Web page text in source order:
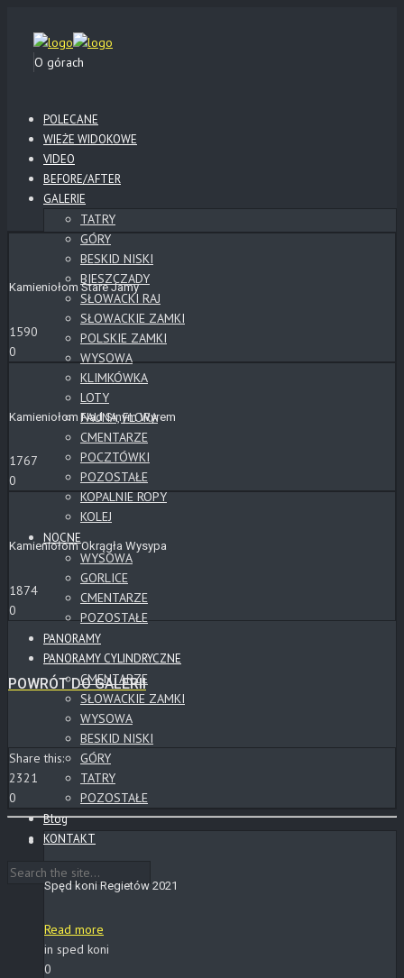
O górach
POLECANE
WIEŻE WIDOKOWE
VIDEO
BEFORE/AFTER
GALERIE
TATRY
GÓRY
BESKID NISKI
BIESZCZADY
SŁOWACKI RAJ
SŁOWACKIE ZAMKI
POLSKIE ZAMKI
WYSOWA
KLIMKÓWKA
LOTY
FAUNA, FLORA
CMENTARZE
POCZTÓWKI
POZOSTAŁE
KOPALNIE ROPY
KOLEJ
NOCNE
WYSOWA
GORLICE
CMENTARZE
POZOSTAŁE
PANORAMY
PANORAMY CYLINDRYCZNE
CMENTARZE
SŁOWACKIE ZAMKI
WYSOWA
BESKID NISKI
GÓRY
TATRY
POZOSTAŁE
Blog
KONTAKT
Kamieniołom Stare Jamy
1590
0
Kamieniołom Nad Sinym Wyrem
1767
0
Kamieniołom Okrągła Wysypa
1874
0
POWRÓT DO GALERII
Share this:
2321
0
Spęd koni Regietów 2021
Read more
in sped koni
0